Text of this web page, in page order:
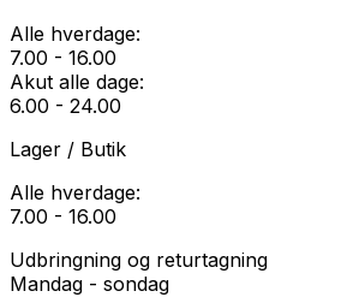
Alle hverdage:
7.00 - 16.00
Akut alle dage:
6.00 - 24.00
Lager / Butik
Alle hverdage:
7.00 - 16.00
Udbringning og returtagning
Mandag - sondag